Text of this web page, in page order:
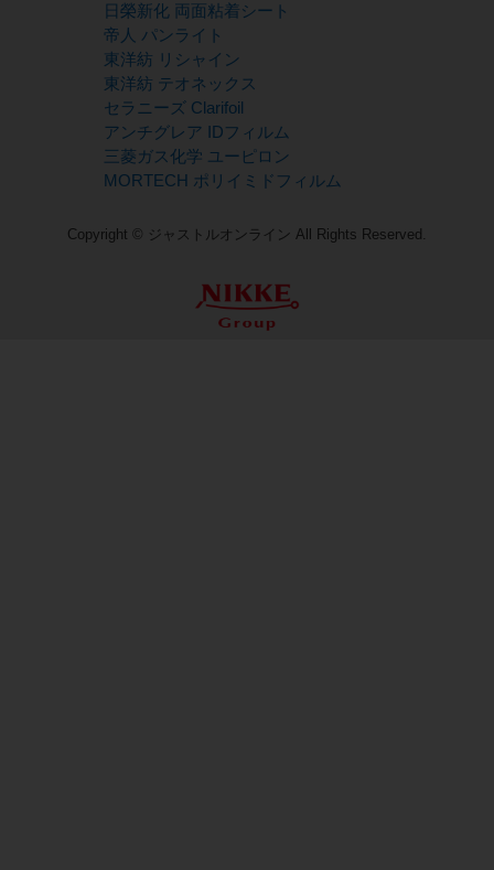
日榮新化 両面粘着シート
帝人 パンライト
東洋紡 リシャイン
東洋紡 テオネックス
セラニーズ Clarifoil
アンチグレア IDフィルム
三菱ガス化学 ユーピロン
MORTECH ポリイミドフィルム
Copyright © ジャストルオンライン All Rights Reserved.